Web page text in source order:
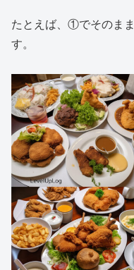
たとえば、①でそのま
す。